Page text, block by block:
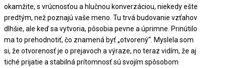
okamžite, s vrúcnosťou a hlučnou konverzáciou, niekedy ešte
predtým, než poznajú vaše meno. Tu trvá budovanie vzťahov
dlhšie, ale keď sa vytvoria, pôsobia pevne a úprimne. Prinútilo
ma to prehodnotiť, čo znamená byť „otvorený“. Myslela som
si, že otvorenosť je o prejavoch a výraze, no teraz vidím, že aj
tiché prijatie a stabilná prítomnosť sú svojím spôsobom